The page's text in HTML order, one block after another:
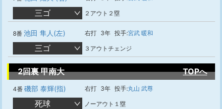
三ゴ ２アウト２塁
8番 池田 隼人(左) 右打 3年 投手:宮武 暖和
三ゴ ３アウトチェンジ
2回裏 甲南大 TOPへ
4番 磯部 泰輝(指) 右打 3年 投手:丸山 武尊
死球 ノーアウト１塁